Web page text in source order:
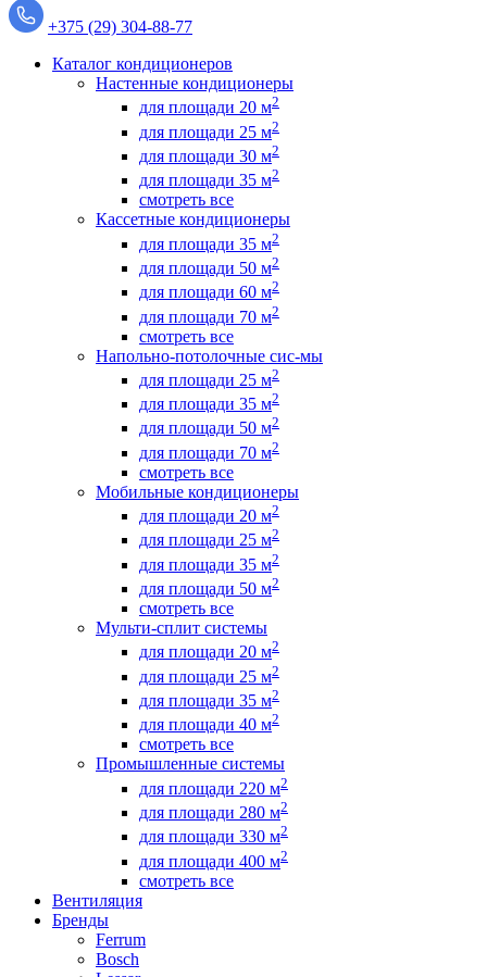
+375 (29) 304-88-77
Каталог кондиционеров
Настенные кондиционеры
для площади 20 м2
для площади 25 м2
для площади 30 м2
для площади 35 м2
смотреть все
Кассетные кондиционеры
для площади 35 м2
для площади 50 м2
для площади 60 м2
для площади 70 м2
смотреть все
Напольно-потолочные сис-мы
для площади 25 м2
для площади 35 м2
для площади 50 м2
для площади 70 м2
смотреть все
Мобильные кондиционеры
для площади 20 м2
для площади 25 м2
для площади 35 м2
для площади 50 м2
смотреть все
Мульти-сплит системы
для площади 20 м2
для площади 25 м2
для площади 35 м2
для площади 40 м2
смотреть все
Промышленные системы
для площади 220 м2
для площади 280 м2
для площади 330 м2
для площади 400 м2
смотреть все
Вентиляция
Бренды
Ferrum
Bosch